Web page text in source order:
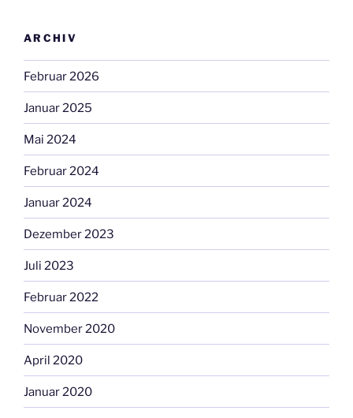
ARCHIV
Februar 2026
Januar 2025
Mai 2024
Februar 2024
Januar 2024
Dezember 2023
Juli 2023
Februar 2022
November 2020
April 2020
Januar 2020